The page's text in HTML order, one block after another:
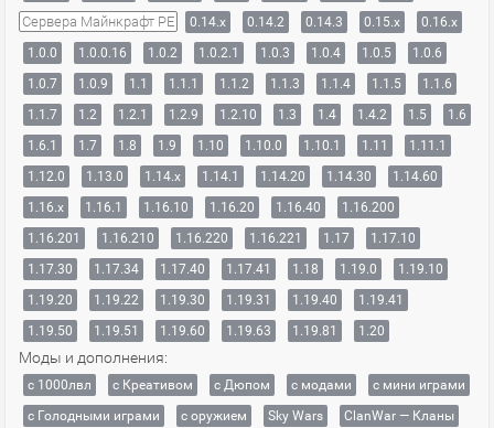
Сервера Майнкрафт PE 0.14.x 0.14.2 0.14.3 0.15.x
0.16.x
1.0.0
1.0.0.16 1.0.2 1.0.2.1 1.0.3 1.0.4 1.0.5
1.0.6
1.0.7
1.0.9 1.1 1.1.1 1.1.2 1.1.3 1.1.4 1.1.5
1.1.6
1.1.7
1.2 1.2.1 1.2.9 1.2.10 1.3 1.4 1.4.2 1.5
1.6
1.6.1
1.7 1.8 1.9 1.10 1.10.0 1.10.1 1.11
1.11.1
1.12.0
1.13.0 1.14.x 1.14.1 1.14.20 1.14.30
1.14.60
1.16.x
1.16.1 1.16.10 1.16.20 1.16.40
1.16.200
1.16.201
1.16.210 1.16.220 1.16.221 1.17
1.17.10
1.17.30
1.17.34 1.17.40 1.17.41 1.18 1.19.0
1.19.10
1.19.20
1.19.22 1.19.30 1.19.31 1.19.40
1.19.41
1.19.50
1.19.51 1.19.60 1.19.63 1.19.81 1.20
Моды и дополнения:
с 1000лвл c Креативом с Дюпом с модами
с мини играми
с Голодными играми
с оружием Sky Wars
ClanWar — Кланы